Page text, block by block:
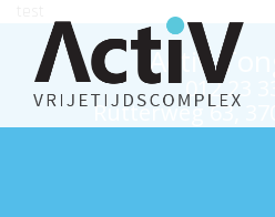
Activ
012 23
Rutterweg 63,